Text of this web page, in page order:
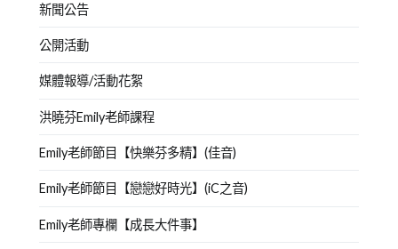
新聞公告
公開活動
媒體報導/活動花絮
洪曉芬Emily老師課程
Emily老師節目【快樂芬多精】(佳音)
Emily老師節目【戀戀好時光】(iC之音)
Emily老師專欄【成長大件事】